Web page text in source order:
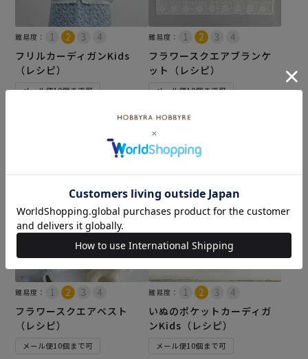
難易度：
フリルカーディガンKids
（レシピ）
メール便10個まで可
カートに入れる
難易度：
フラワースクエアブランケ
ット（レシピ）
メール便10個まで可
¥ 110税込
難易度：
フラワースクエアベスト
（レシピ）
メール便10個まで可
難易度：
いぬのポケットカーディガ
ンKids（レシピ）
メール便10個まで可